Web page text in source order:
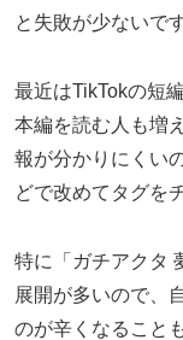
と失敗が少ないです
最近はTikTokの短
本編を読む人も増
報が分かりにくい
どで改めてタグを
特に「ガチアクタ
展開が多いので、
のが辛くなること